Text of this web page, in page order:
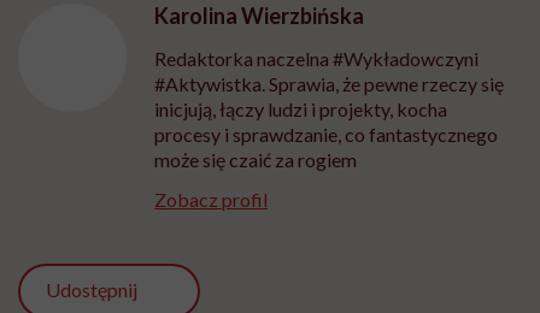
Karolina Wierzbińska
Redaktorka naczelna #Wykładowczyni
#Aktywistka. Sprawia, że pewne rzeczy się
inicjują, łączy ludzi i projekty, kocha
procesy i sprawdzanie, co fantastycznego
może się czaić za rogiem
Zobacz profil
Udostępnij